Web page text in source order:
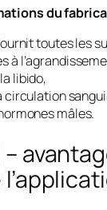
du
toutes les
à
libido,
circulation
mâles.